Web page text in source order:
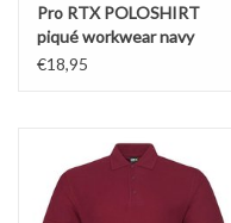
Pro RTX POLOSHIRT
piqué workwear navy
€18,95